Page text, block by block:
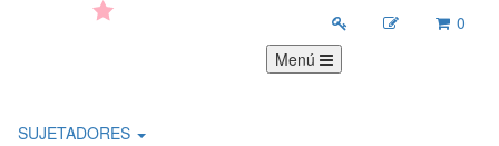
0
Menú
SUJETADORES